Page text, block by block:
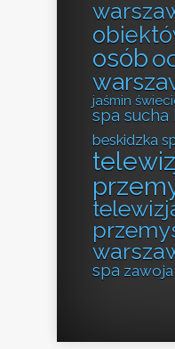
osób
jaśmin
spa sucha
beskidzka
spa zawoja